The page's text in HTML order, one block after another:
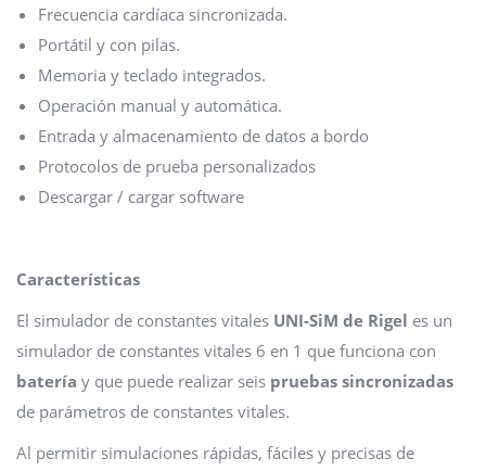
Frecuencia cardíaca sincronizada.
Portátil y con pilas.
Memoria y teclado integrados.
Operación manual y automática.
Entrada y almacenamiento de datos a bordo
Protocolos de prueba personalizados
Descargar / cargar software
Características
El simulador de constantes vitales UNI-SiM de Rigel es un
simulador de constantes vitales 6 en 1 que funciona con
batería y que puede realizar seis pruebas sincronizadas
de parámetros de constantes vitales.
Al permitir simulaciones rápidas, fáciles y precisas de